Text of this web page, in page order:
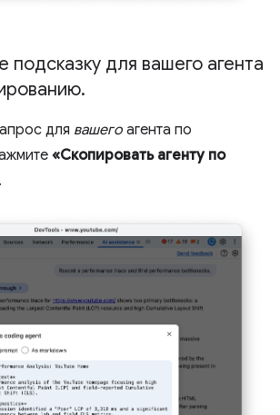
подсказку для вашего агента
.
для вашего агента по
«Скопировать агенту по
.